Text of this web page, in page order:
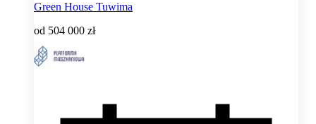
Green House Tuwima
od 504 000 zł